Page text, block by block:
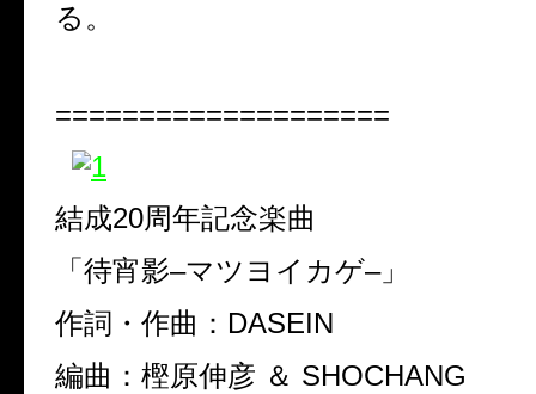
る。
====================
結成20周年記念楽曲
「待宵影–マツヨイカゲ–」
作詞・作曲： DASEIN
編曲：樫原伸彦 ＆ SHOCHANG